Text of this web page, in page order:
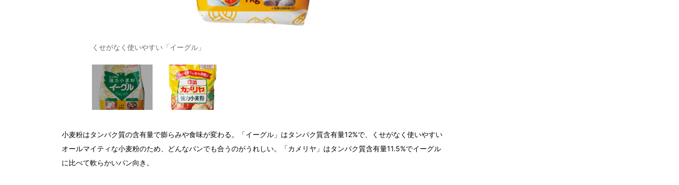
くせがなく使いやすい「イーグル」
小麦粉はタンパク質の含有量で膨らみや食味が変わる。「イーグル」はタンパク質含有量12%で、くせがなく使いやすい
オールマイティな小麦粉のため、どんなパンでも合うのがうれしい。「カメリヤ」はタンパク質含有量11.5%でイーグル
に比べて軟らかいパン向き。